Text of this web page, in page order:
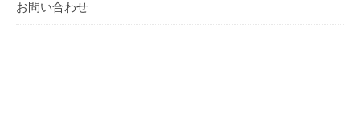
お問い合わせ